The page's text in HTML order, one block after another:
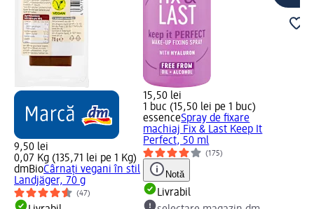
9,50 lei
0,07 Kg (135,71 lei pe 1 Kg)
dmBioCârnați vegani în stil
Landjäger, 70 g
(47)
15,50 lei
1 buc (15,50 lei pe 1 buc)
essenceSpray de fixare
machiaj Fix & Last Keep It
Perfect, 50 ml
(175)
Notă
Livrabil